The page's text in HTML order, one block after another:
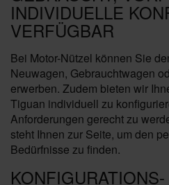
INDIVIDUELLE
VERFÜGBAR
Bei Motor-Nützel können Sie
Neuwagen, Gebrauchtwagen
erwerben. Zudem bieten wir
Tiguan individuell zu
Anforderungen gerecht zu
steht Ihnen zur Seite, um den
Bedürfnisse zu finden.
KONFIGURATIONS-